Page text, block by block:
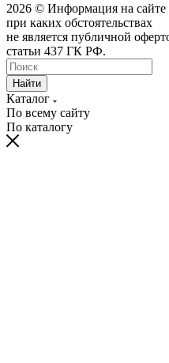
2026 © Информация на сайте
при каких обстоятельствах
не является публичной
статьи 437 ГК РФ.
Найти
Каталог
По всему сайту
По каталогу